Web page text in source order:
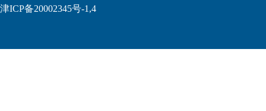
津ICP备20002345号-1,4